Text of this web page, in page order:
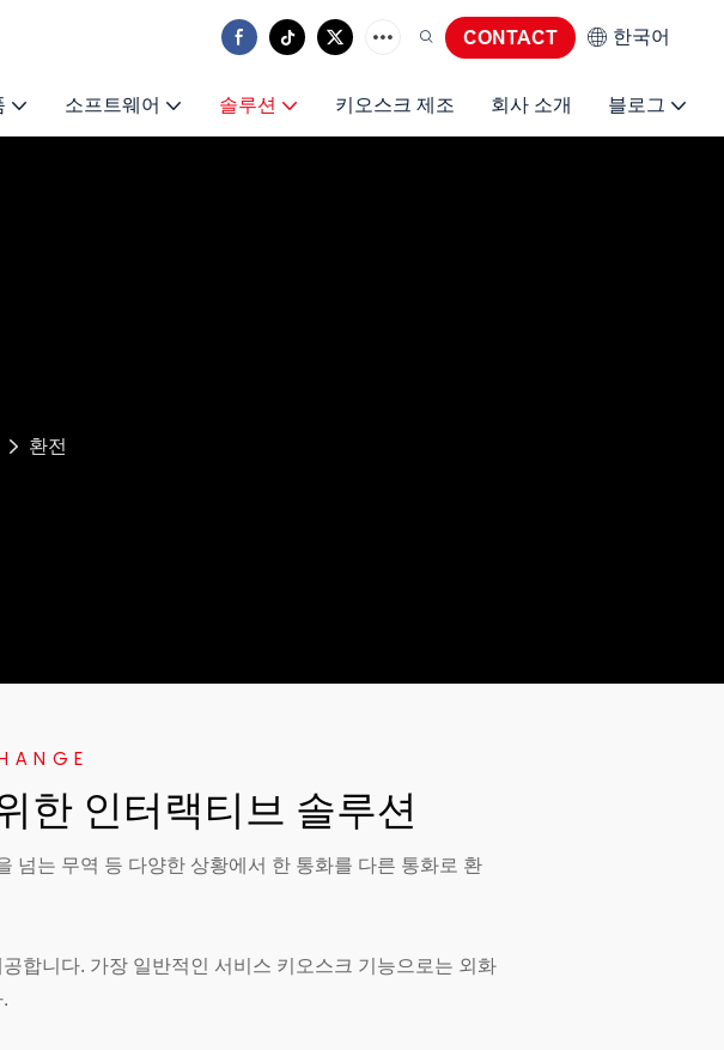
CONTACT 한국어
소프트웨어 솔루션 키오스크 제조 회사 소개 블로그
환전
한 인터랙티브 솔루션
넘는 무역 등 다양한 상황에서 한 통화를 다른 통화로 환
합니다. 가장 일반적인 서비스 키오스크 기능으로는 외화